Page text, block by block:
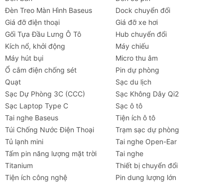
Đèn Treo Màn Hình Baseus
Dock chuyển đổi
Giá đỡ điện thoại
Giá đỡ xe hơi
Gối Tựa Đầu Lưng Ô Tô
Hub chuyển đổi
Kích nổ, khởi động
Máy chiếu
Máy hút bụi
Micro thu âm
Ổ cắm điện chống sét
Pin dự phòng
Quạt
Sạc du lịch
Sạc Dự Phòng 3C (CCC)
Sạc Không Dây Qi2
Sạc Laptop Type C
Sạc ô tô
Tai nghe Baseus
Tiện ích ô tô
Túi Chống Nước Điện Thoại
Trạm sạc dự phòng
Tủ lạnh mini
Tai nghe Open-Ear
Tấm pin năng lượng mặt trời
Tai nghe
Titanium
Thiết bị chuyển đổi
Tiện ích công nghệ
Pin dung lượng lớn